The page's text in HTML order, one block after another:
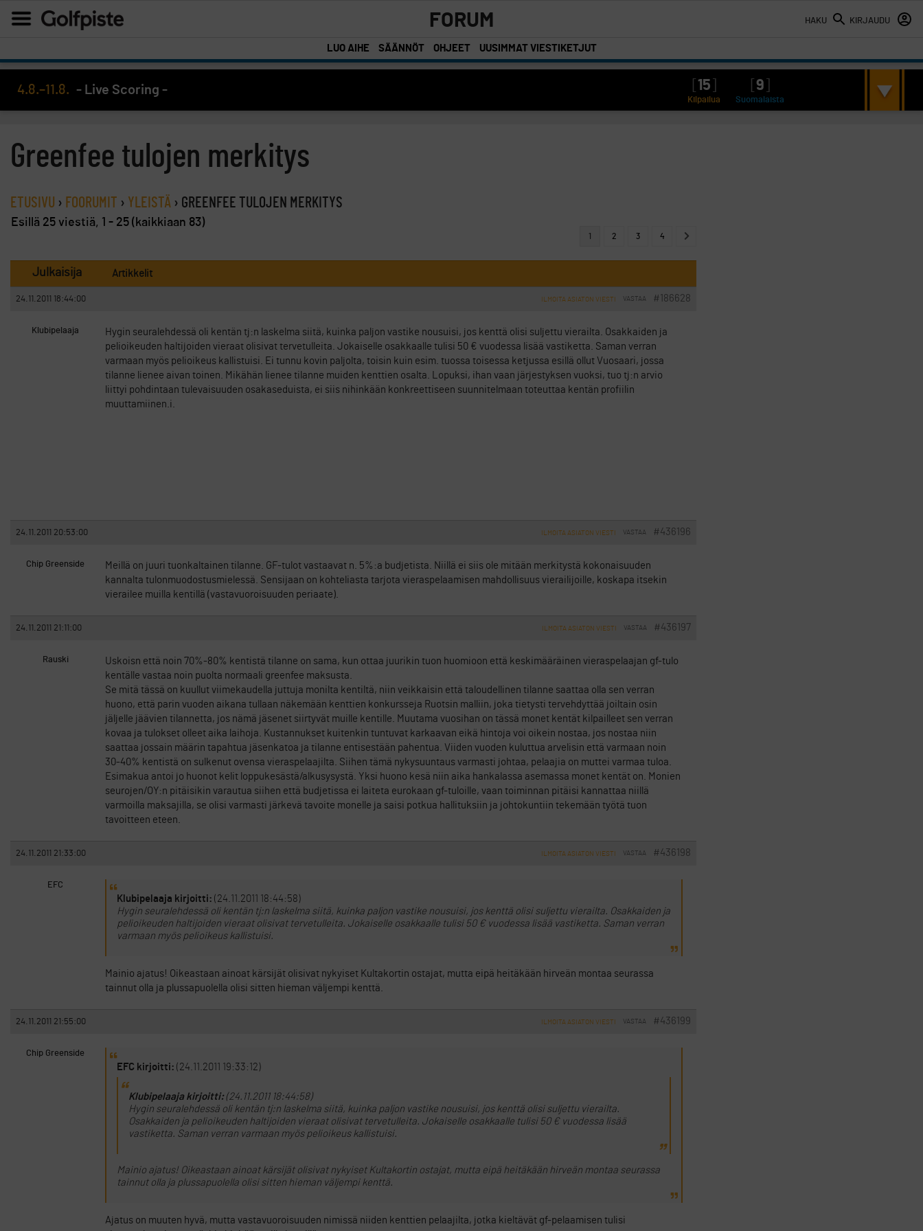
HAKU KIRJAUDU
FORUM
LUO AIHE SÄÄNNÖT OHJEET UUSIMMAT VIESTIKETJUT
4.8.–11.8. - Live Scoring - 15 9
Kilpailua Suomalaista
Greenfee tulojen merkitys
ETUSIVU › FOORUMIT › YLEISTÄ › GREENFEE TULOJEN MERKITYS
Esillä 25 viestiä, 1 - 25 (kaikkiaan 83)
1 2 3 4
Julkaisija Artikkelit
24.11.2011 18:44:00 #186628
VASTAA
ILMOITA ASIATON VIESTI
Klubipelaaja
Hygin seuralehdessä oli kentän tj:n laskelma siitä, kuinka paljon vastike nousuisi, jos kenttä olisi suljettu vierailta. Osakkaiden ja
pelioikeuden haltijoiden vieraat olisivat tervetulleita. Jokaiselle osakkaalle tulisi 50 € vuodessa lisää vastiketta. Saman verran
varmaan myös pelioikeus kallistuisi. Ei tunnu kovin paljolta, toisin kuin esim. tuossa toisessa ketjussa esillä ollut Vuosaari, jossa
tilanne lienee aivan toinen. Mikähän lienee tilanne muiden kenttien osalta. Lopuksi, ihan vaan järjestyksen vuoksi, tuo tj:n arvio
liittyi pohdintaan tulevaisuuden osakaseduista, ei siis nihinkään konkreettiseen suunnitelmaan toteuttaa kentän profiilin
muuttamiinen.i.
24.11.2011 20:53:00 #436196
VASTAA
ILMOITA ASIATON VIESTI
Chip Greenside
Meillä on juuri tuonkaltainen tilanne. GF-tulot vastaavat n. 5%:a budjetista. Niillä ei siis ole mitään merkitystä kokonaisuuden
kannalta tulonmuodostusmielessä. Sensijaan on kohteliasta tarjota vieraspelaamisen mahdollisuus vierailijoille, koskapa itsekin
vierailee muilla kentillä (vastavuoroisuuden periaate).
24.11.2011 21:11:00 #436197
VASTAA
ILMOITA ASIATON VIESTI
Rauski
Uskoisn että noin 70%-80% kentistä tilanne on sama, kun ottaa juurikin tuon huomioon että keskimääräinen vieraspelaajan gf-tulo
kentälle vastaa noin puolta normaali greenfee maksusta.
Se mitä tässä on kuullut viimekaudella juttuja monilta kentiltä, niin veikkaisin että taloudellinen tilanne saattaa olla sen verran
huono, että parin vuoden aikana tullaan näkemään kenttien konkursseja Ruotsin malliin, joka tietysti tervehdyttää joiltain osin
jäljelle jäävien tilannetta, jos nämä jäsenet siirtyvät muille kentille. Muutama vuosihan on tässä monet kentät kilpailleet sen verran
kovaa ja tulokset olleet aika laihoja. Kustannukset kuitenkin tuntuvat karkaavan eikä hintoja voi oikein nostaa, jos nostaa niin
saattaa jossain määrin tapahtua jäsenkatoa ja tilanne entisestään pahentua. Viiden vuoden kuluttua arvelisin että varmaan noin
30-40% kentistä on sulkenut ovensa vieraspelaajilta. Siihen tämä nykysuuntaus varmasti johtaa, pelaajia on muttei varmaa tuloa.
Esimakua antoi jo huonot kelit loppukesästä/alkusysystä. Yksi huono kesä niin aika hankalassa asemassa monet kentät on. Monien
seurojen/OY:n pitäisikin varautua siihen että budjetissa ei laiteta eurokaan gf-tuloille, vaan toiminnan pitäisi kannattaa niillä
varmoilla maksajilla, se olisi varmasti järkevä tavoite monelle ja saisi potkua hallituksiin ja johtokuntiin tekemään työtä tuon
tavoitteen eteen.
24.11.2011 21:33:00 #436198
VASTAA
ILMOITA ASIATON VIESTI
EFC
Klubipelaaja kirjoitti: (24.11.2011 18:44:58)
Hygin seuralehdessä oli kentän tj:n laskelma siitä, kuinka paljon vastike nousuisi, jos kenttä olisi suljettu vierailta. Osakkaiden ja
pelioikeuden haltijoiden vieraat olisivat tervetulleita. Jokaiselle osakkaalle tulisi 50 € vuodessa lisää vastiketta. Saman verran
varmaan myös pelioikeus kallistuisi.
Mainio ajatus! Oikeastaan ainoat kärsijät olisivat nykyiset Kultakortin ostajat, mutta eipä heitäkään hirveän montaa seurassa
tainnut olla ja plussapuolella olisi sitten hieman väljempi kenttä.
24.11.2011 21:55:00 #436199
VASTAA
ILMOITA ASIATON VIESTI
Chip Greenside
EFC kirjoitti: (24.11.2011 19:33:12)
Klubipelaaja kirjoitti:(24.11.2011 18:44:58)
Hygin seuralehdessä oli kentän tj:n laskelma siitä, kuinka paljon vastike nousuisi, jos kenttä olisi suljettu vierailta.
Osakkaiden ja pelioikeuden haltijoiden vieraat olisivat tervetulleita. Jokaiselle osakkaalle tulisi 50 € vuodessa lisää
vastiketta. Saman verran varmaan myös pelioikeus kallistuisi.
Mainio ajatus! Oikeastaan ainoat kärsijät olisivat nykyiset Kultakortin ostajat, mutta eipä heitäkään hirveän montaa seurassa
tainnut olla ja plussapuolella olisi sitten hieman väljempi kenttä.
Ajatus on muuten hyvä, mutta vastavuoroisuuden nimissä niiden kenttien pelaajilta, jotka kieltävät gf-pelaamisen tulisi